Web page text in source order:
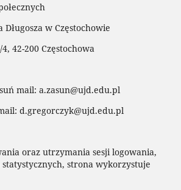
w Częstochowie
42-200 Częstochowa
mail: a.zasun@ujd.edu.pl
d.gregorczyk@ujd.edu.pl
oraz utrzymania sesji logowania,
strona wykorzystuje